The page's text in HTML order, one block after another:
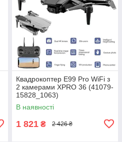
Квадрокоптер E99 Pro WiFi з
2 камерами XPRO 36 (41079-
15828_1063)
В наявності
1 821 ₴ 2 426 ₴